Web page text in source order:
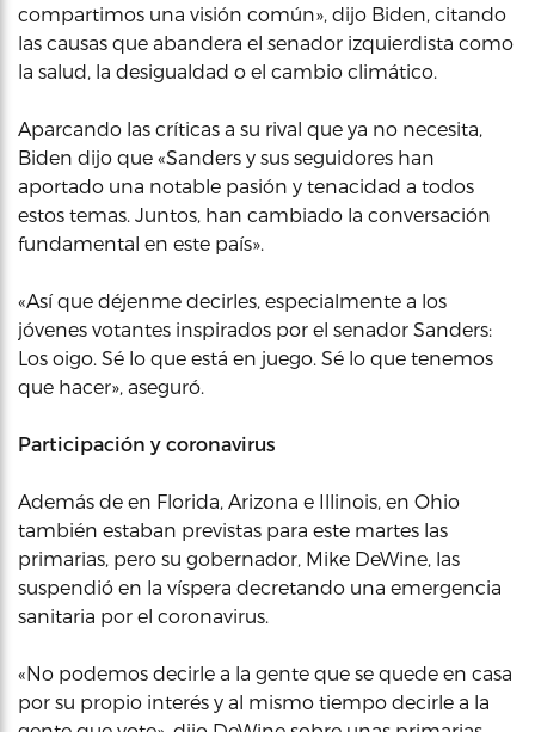
compartimos una visión común», dijo Biden, citando
las causas que abandera el senador izquierdista como
la salud, la desigualdad o el cambio climático.
Aparcando las críticas a su rival que ya no necesita,
Biden dijo que «Sanders y sus seguidores han
aportado una notable pasión y tenacidad a todos
estos temas. Juntos, han cambiado la conversación
fundamental en este país».
«Así que déjenme decirles, especialmente a los
jóvenes votantes inspirados por el senador Sanders:
Los oigo. Sé lo que está en juego. Sé lo que tenemos
que hacer», aseguró.
Participación y coronavirus
Además de en Florida, Arizona e Illinois, en Ohio
también estaban previstas para este martes las
primarias, pero su gobernador, Mike DeWine, las
suspendió en la víspera decretando una emergencia
sanitaria por el coronavirus.
«No podemos decirle a la gente que se quede en casa
por su propio interés y al mismo tiempo decirle a la